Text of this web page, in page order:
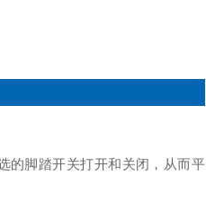
的脚踏开关打开和关闭，从而平